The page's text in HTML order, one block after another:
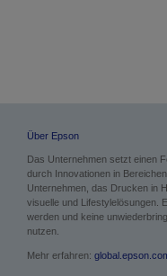
Über Epson
Das Unternehmen setzt einen
durch Innovationen in
Unternehmen, das Drucken in
visuelle und Lifestylelösungen.
werden und keine
nutzen.
Mehr erfahren: